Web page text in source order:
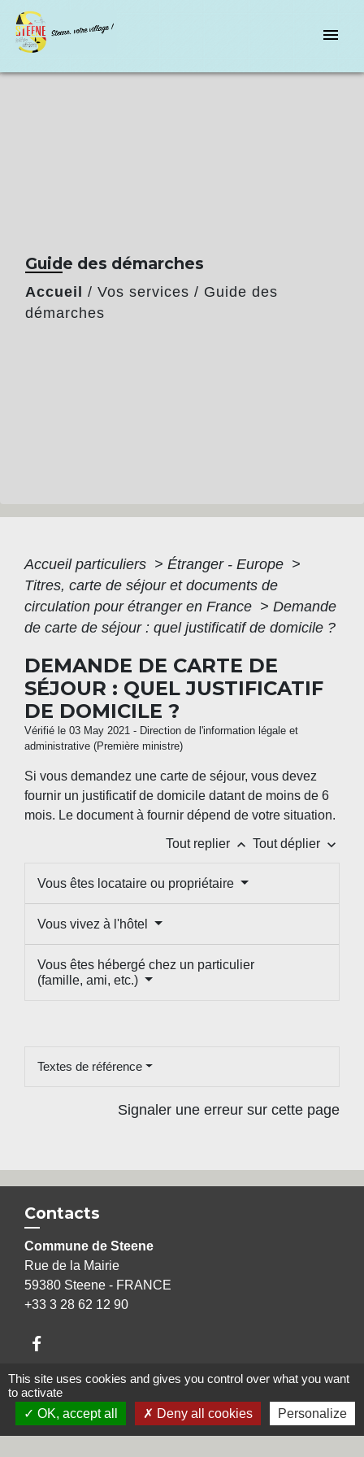
menu
Guide des démarches
Accueil / Vos services / Guide des
démarches
Accueil particuliers > Étranger - Europe >
Titres, carte de séjour et documents de
circulation pour étranger en France > Demande
de carte de séjour : quel justificatif de domicile ?
DEMANDE DE CARTE DE
SÉJOUR : QUEL JUSTIFICATIF
DE DOMICILE ?
Vérifié le 03 May 2021 - Direction de l'information légale et
administrative (Première ministre)
Si vous demandez une carte de séjour, vous devez
fournir un justificatif de domicile datant de moins de 6
mois. Le document à fournir dépend de votre situation.
Tout replier keyboard_arrow_up Tout déplier keyboard_arrow_down
Vous êtes locataire ou propriétaire
Vous vivez à l'hôtel
Vous êtes hébergé chez un particulier
(famille, ami, etc.)
Textes de référence
Signaler une erreur sur cette page
Contacts
Commune de Steene
Rue de la Mairie
59380 Steene - FRANCE
+33 3 28 62 12 90
Liens
Région Hauts-de-France
This site uses cookies and gives you control over what you want
to activate
OK, accept all
Deny all cookies Personalize